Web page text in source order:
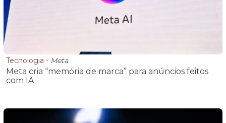
Tecnologia - Meta
Meta cria “memória de marca” para anúncios feitos
com IA